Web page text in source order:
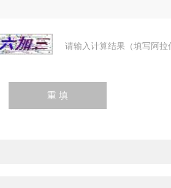
请输入计算结果（填写阿